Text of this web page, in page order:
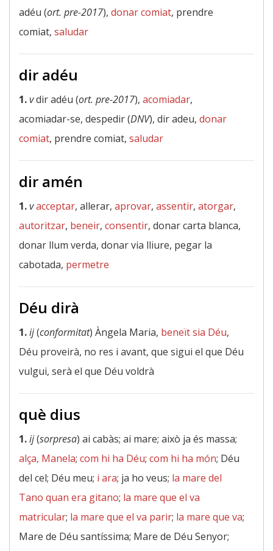
adéu (ort. pre-2017), donar comiat, prendre
comiat, saludar
dir adéu
1.vdir adéu (ort. pre-2017), acomiadar,
acomiadar-se, despedir (DNV), dir adeu, donar
comiat, prendre comiat, saludar
dir amén
1.vacceptar, allerar, aprovar, assentir, atorgar,
autoritzar, beneir, consentir, donar carta blanca,
donar llum verda, donar via lliure, pegar la
cabotada, permetre
Déu dirà
1.ij(conformitat) Àngela Maria, beneït sia Déu,
Déu proveirà, no res i avant, que sigui el que Déu
vulgui, serà el que Déu voldrà
què dius
1.ij(sorpresa) ai cabàs; ai mare; això ja és massa;
alça, Manela; com hi ha Déu; com hi ha món; Déu
del cel; Déu meu; i ara; ja ho veus; la mare del
Tano quan era gitano; la mare que el va
matricular; la mare que el va parir; la mare que va;
Mare de Déu santíssima; Mare de Déu Senyor;